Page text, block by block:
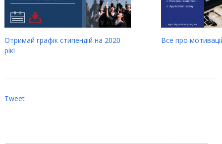
Отримай графік стипендій на 2020
рік!
Все про
Tweet